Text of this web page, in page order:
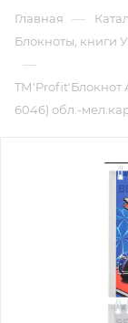
Главная —
Блокноты, книги
—
6046) обл.-